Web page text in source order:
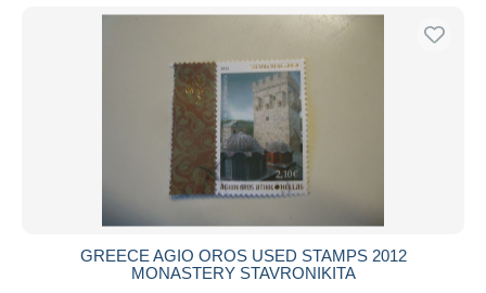
GREECE AGIO OROS USED STAMPS 2012
MONASTERY STAVRONIKITA